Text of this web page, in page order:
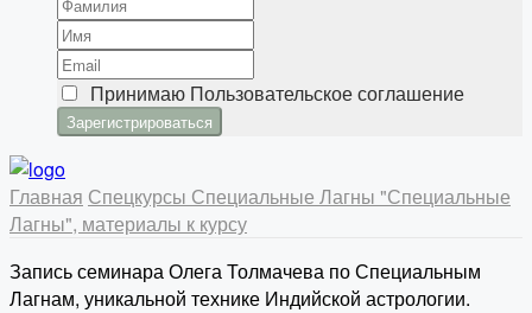
Принимаю Пользовательское соглашение
Главная Спецкурсы Специальные Лагны "Специальные
Лагны", материалы к курсу
Запись семинара Олега Толмачева по Специальным
Лагнам, уникальной технике Индийской астрологии.